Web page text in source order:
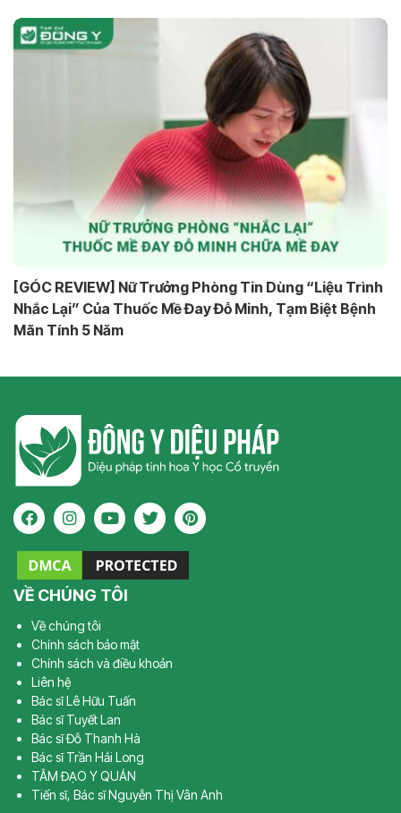
[GÓC REVIEW] Nữ Trưởng Phòng Tin Dùng “Liệu Trình
Nhắc Lại” Của Thuốc Mề Đay Đỗ Minh, Tạm Biệt Bệnh
Mãn Tính 5 Năm
VỀ CHÚNG TÔI
Về chúng tôi
Chính sách bảo mật
Chính sách và điều khoản
Liên hệ
Bác sĩ Lê Hữu Tuấn
Bác sĩ Tuyết Lan
Bác sĩ Đỗ Thanh Hà
Bác sĩ Trần Hải Long
TÂM ĐẠO Y QUÁN
Tiến sĩ, Bác sĩ Nguyễn Thị Vân Anh